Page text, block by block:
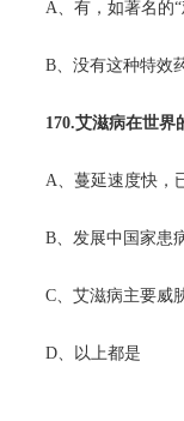
A、有，如著名的
B、没有这种特效
170.艾滋病在世界
A、蔓延速度快，
B、发展中国家患
C、艾滋病主要威
D、以上都是